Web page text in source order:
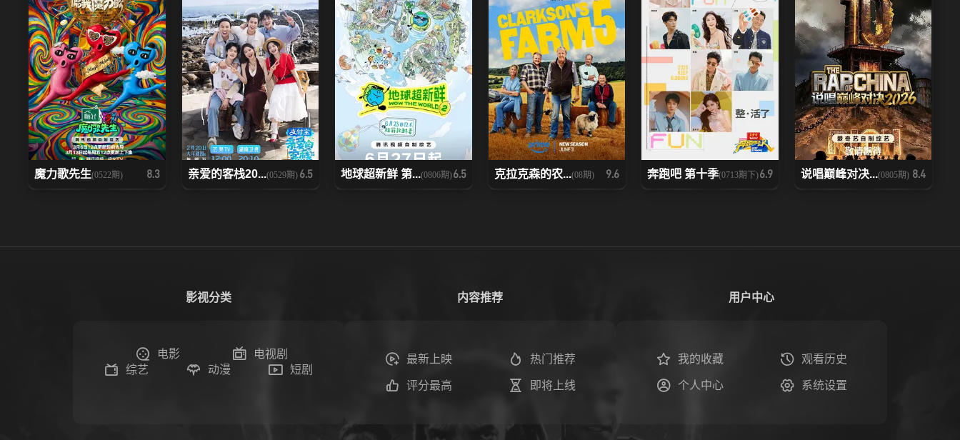
魔力歌先生(0522期) 8.3 亲爱的客栈20...(0529期) 6.5 地球超新鲜 第...(0806期)6.5 克拉克森的农...(08期) 9.6 奔跑吧 第十季(0713期下)6.9 说唱巅峰对决...(0805期) 8.4
影视分类
电影
电视剧
综艺
动漫 短剧
内容推荐
最新上映 热门推荐
评分最高 即将上线
用户中心
我的收藏 观看历史
个人中心 系统设置